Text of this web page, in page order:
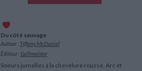
Du côté sauvage
Auteur : Tiffany McDaniel
Éditeur : Gallmeister
Soeurs jumelles à la chevelure rousse, Arc et